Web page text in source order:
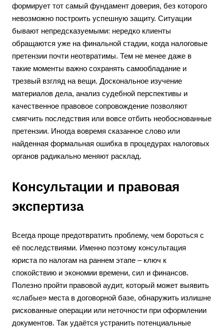
формирует тот самый фундамент доверия, без которого
невозможно построить успешную защиту. Ситуации
бывают непредсказуемыми: нередко клиенты
обращаются уже на финальной стадии, когда налоговые
претензии почти неотвратимы. Тем не менее даже в
такие моменты важно сохранять самообладание и
трезвый взгляд на вещи. Доскональное изучение
материалов дела, анализ судебной перспективы и
качественное правовое сопровождение позволяют
смягчить последствия или вовсе отбить необоснованные
претензии. Иногда вовремя сказанное слово или
найденная формальная ошибка в процедурах налоговых
органов радикально меняют расклад.
Консультации и правовая
экспертиза
Всегда проще предотвратить проблему, чем бороться с
её последствиями. Именно поэтому консультация
юриста по налогам на раннем этапе – ключ к
спокойствию и экономии времени, сил и финансов.
Полезно пройти правовой аудит, который может выявить
«слабые» места в договорной базе, обнаружить излишне
рискованные операции или неточности при оформлении
документов. Так удаётся устранить потенциальные